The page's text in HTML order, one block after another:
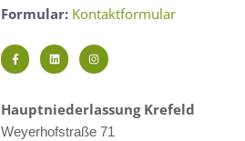
Formular: Kontaktformular
Hauptniederlassung Krefeld
Weyerhofstraße 71